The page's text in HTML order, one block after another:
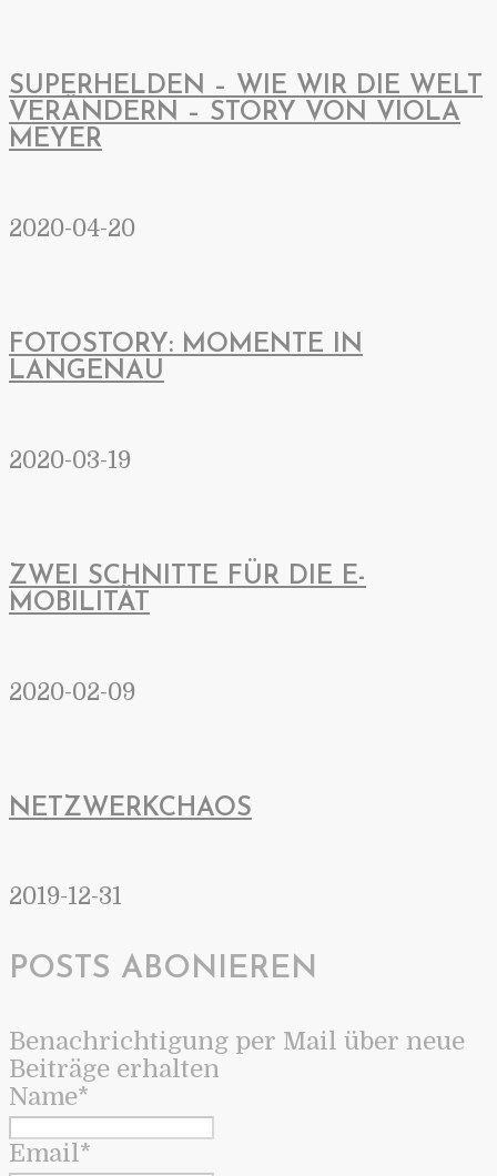
SUPERHELDEN – WIE WIR DIE WELT
VERÄNDERN – STORY VON VIOLA
MEYER
2020-04-20
FOTOSTORY: MOMENTE IN
LANGENAU
2020-03-19
ZWEI SCHNITTE FÜR DIE E-
MOBILITÄT
2020-02-09
NETZWERKCHAOS
2019-12-31
POSTS ABONIEREN
Benachrichtigung per Mail über neue
Beiträge erhalten
Name*
Email*